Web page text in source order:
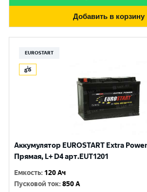
Добавить в корзину
EUROSTART
Аккумулятор EUROSTART Extra
Прямая, L+ D4 арт.EUT1201
Емкость: 120 Ач
Пусковой ток:850 A